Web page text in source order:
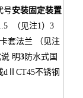
号安装固定装置
（见注1） 3
套法兰
（见注
说 明3防水式国
dⅡCT45不锈钢